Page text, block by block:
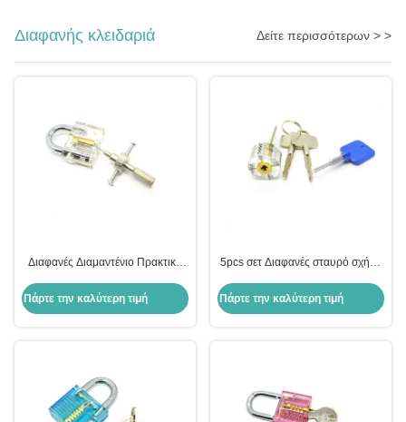
Διαφανής κλειδαριά Δείτε περισσότερων > >
Διαφανές Διαμαντένιο Πρακτική
Πρακτική Κλειδί Pick Set για
αρχάριους να εξασκηθούν
Πάρτε την καλύτερη τιμή
5pcs σετ Διαφανές σταυρό σχήμα
Padlock εργαλεία κλειδαράς
Πάρτε την καλύτερη τιμή